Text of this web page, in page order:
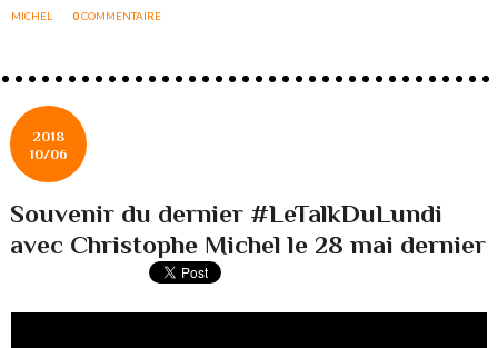
MICHEL
0COMMENTAIRE
2018
10/06
Souvenir du dernier #LeTalkDuLundi
avec Christophe Michel le 28 mai dernier